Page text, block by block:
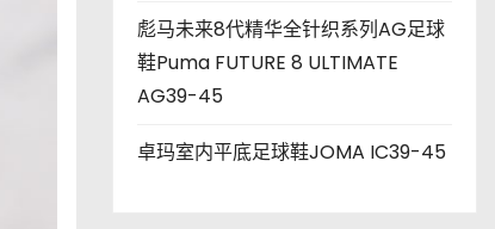
彪马未来8代精华全针织系列AG足球
鞋Puma FUTURE 8 ULTIMATE
AG39-45
卓玛室内平底足球鞋JOMA IC39-45